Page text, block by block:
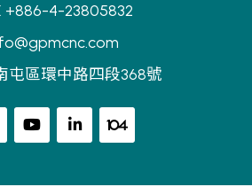
+886-4-23805832
屯區環中路四段368號